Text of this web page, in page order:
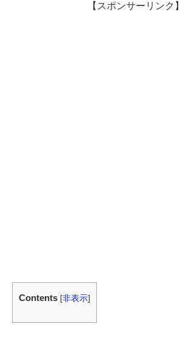
【スポンサーリンク】
Contents [非表示]